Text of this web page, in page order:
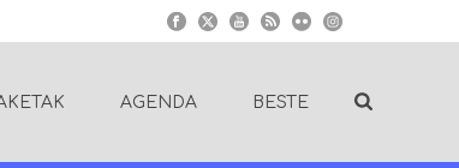
AGENDA BESTE